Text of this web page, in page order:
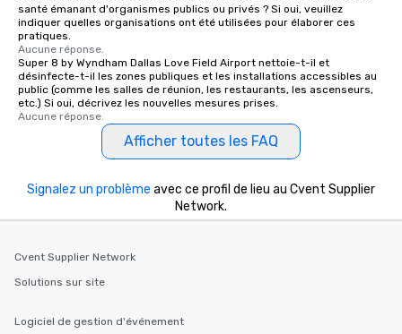
restaurant or being
than desirable table.
immediate seating
What’s more, your
from the restaurant
which can be an
For added ease, we
santé émanant d'organismes publics ou privés ? Si oui, veuillez
indiquer quelles organisations ont été utilisées pour élaborer ces
pratiques.
Aucune réponse.
Super 8 by Wyndham Dallas Love Field Airport nettoie-t-il et
désinfecte-t-il les zones publiques et les installations accessibles au
public (comme les salles de réunion, les restaurants, les ascenseurs,
etc.) Si oui, décrivez les nouvelles mesures prises.
Aucune réponse.
Afficher toutes les FAQ
Signalez un problème avec ce profil de lieu au Cvent Supplier
Network.
Cvent Supplier Network
Solutions sur site
Logiciel de gestion d'événement